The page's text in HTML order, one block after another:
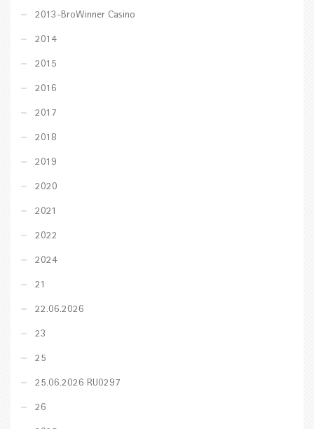
2013-BroWinner Casino
2014
2015
2016
2017
2018
2019
2020
2021
2022
2024
21
22.06.2026
23
25
25.06.2026 RU0297
26